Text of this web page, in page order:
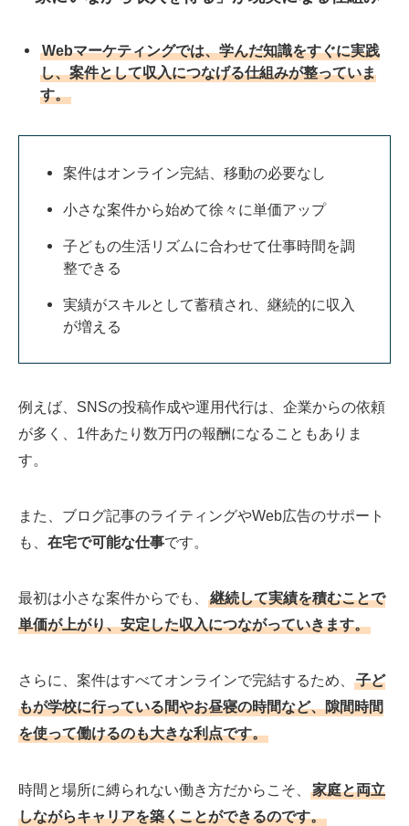
Webマーケティングでは、学んだ知識をすぐに実践
し、案件として収入につなげる仕組みが整っていま
す。
案件はオンライン完結、移動の必要なし
小さな案件から始めて徐々に単価アップ
子どもの生活リズムに合わせて仕事時間を調
整できる
実績がスキルとして蓄積され、継続的に収入
が増える
例えば、SNSの投稿作成や運用代行は、企業からの依頼
が多く、1件あたり数万円の報酬になることもありま
す。
また、ブログ記事のライティングやWeb広告のサポート
も、 在宅で可能な仕事です。
最初は小さな案件からでも、
継続して実績を積むことで
単価が上がり、安定した収入につながっていきます。
さらに、案件はすべてオンラインで完結するため、
子ど
もが学校に行っている間やお昼寝の時間など、隙間時間
を使って働けるのも大きな利点です。
時間と場所に縛られない働き方だからこそ、
家庭と両立
しながらキャリアを築くことができるのです。